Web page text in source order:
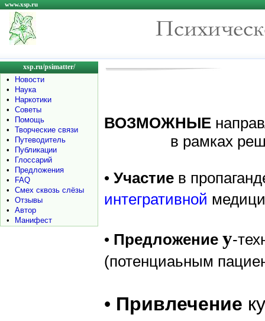
www.xsp.ru
xsp.ru/psimatter/
•
Новости
•
Наука
•
Наркотики
•
Советы
•
Помощь
•
Творческие связи
•
Путеводитель
•
Публикации
•
Глоссарий
•
Предложения
•
FAQ
•
Смех сквозь слёзы
•
Отзывы
•
Автор
•
Манифест
ВОЗМОЖНЫЕ
в рамках
• Участие в
интегративной
• Предложение y-
(потенциаьным
• Привлечение